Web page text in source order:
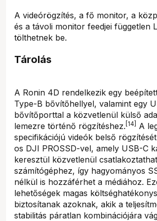
A videórögzítés, a fő monitor, a
és a távoli monitor feedjei független
tölthetnek be.
Tárolás
A Ronin 4D rendelkezik egy
Type-B bővítőhellyel, valamint egy
bővítőporttal a közvetlenül külső
lemezre történő rögzítéshez. [14] A
specifikációjú videók belső
os DJI PROSSD-vel, amely USB-C
keresztül közvetlenül
számítógéphez, így hagyományos
nélkül is hozzáférhet a médiához.
lehetőségek magas
biztosítanak azoknak, akik a
stabilitás páratlan kombinációjára